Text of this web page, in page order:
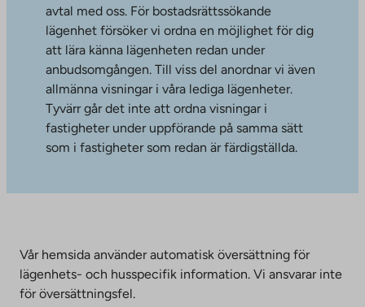
avtal med oss. För bostadsrättssökande
lägenhet försöker vi ordna en möjlighet för dig
att lära känna lägenheten redan under
anbudsomgången. Till viss del anordnar vi även
allmänna visningar i våra lediga lägenheter.
Tyvärr går det inte att ordna visningar i
fastigheter under uppförande på samma sätt
som i fastigheter som redan är färdigställda.
Vår hemsida använder automatisk översättning för
lägenhets- och husspecifik information. Vi ansvarar inte
för översättningsfel.